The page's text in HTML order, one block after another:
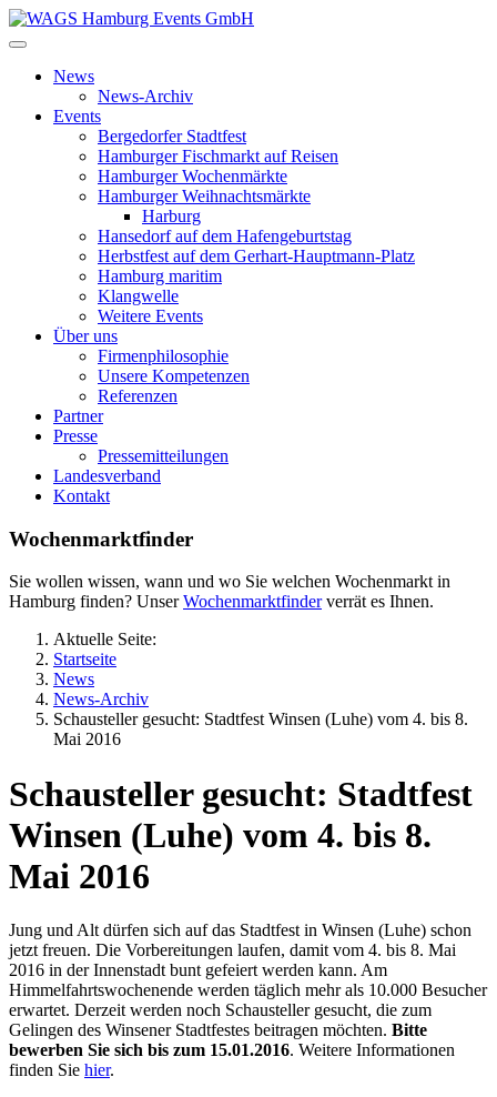
News
News-Archiv
Events
Bergedorfer Stadtfest
Hamburger Fischmarkt auf Reisen
Hamburger Wochenmärkte
Hamburger Weihnachtsmärkte
Harburg
Hansedorf auf dem Hafengeburtstag
Herbstfest auf dem Gerhart-Hauptmann-Platz
Hamburg maritim
Klangwelle
Weitere Events
Über uns
Firmenphilosophie
Unsere Kompetenzen
Referenzen
Partner
Presse
Pressemitteilungen
Landesverband
Kontakt
Wochenmarktfinder
Sie wollen wissen, wann und wo Sie welchen Wochenmarkt in
Hamburg finden? UnserWochenmarktfinderverrät es Ihnen.
Aktuelle Seite:
Startseite
News
News-Archiv
Schausteller gesucht: Stadtfest Winsen (Luhe) vom 4. bis 8.
Mai 2016
Schausteller gesucht: Stadtfest
Winsen (Luhe) vom 4. bis 8.
Mai 2016
Jung und Alt dürfen sich auf das Stadtfest in Winsen (Luhe) schon
jetzt freuen. Die Vorbereitungen laufen, damit vom 4. bis 8. Mai
2016 in der Innenstadt bunt gefeiert werden kann. Am
Himmelfahrtswochenende werden täglich mehr als 10.000 Besucher
erwartet. Derzeit werden noch Schausteller gesucht, die zum
Gelingen des Winsener Stadtfestes beitragen möchten. Bitte
bewerben Sie sich bis zum 15.01.2016. Weitere Informationen
finden Sie hier.